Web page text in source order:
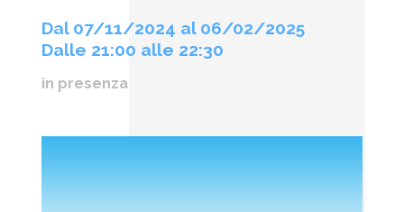
Dal 07/11/2024 al 06/02/2025
Dalle 21:00 alle 22:30
in presenza